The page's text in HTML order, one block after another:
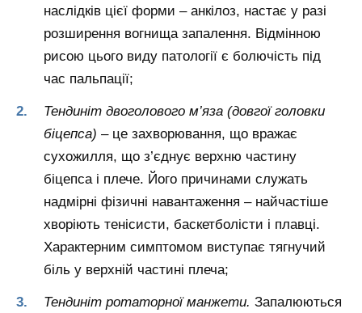
наслідків цієї форми – анкілоз, настає у разі
розширення вогнища запалення. Відмінною
рисою цього виду патології є болючість під
час пальпації;
Тендиніт двоголового м’яза (довгої головки
біцепса) – це захворювання, що вражає
сухожилля, що з’єднує верхню частину
біцепса і плече. Його причинами служать
надмірні фізичні навантаження – найчастіше
хворіють тенісисти, баскетболісти і плавці.
Характерним симптомом виступає тягнучий
біль у верхній частині плеча;
Тендиніт ротаторної манжети. Запалюються